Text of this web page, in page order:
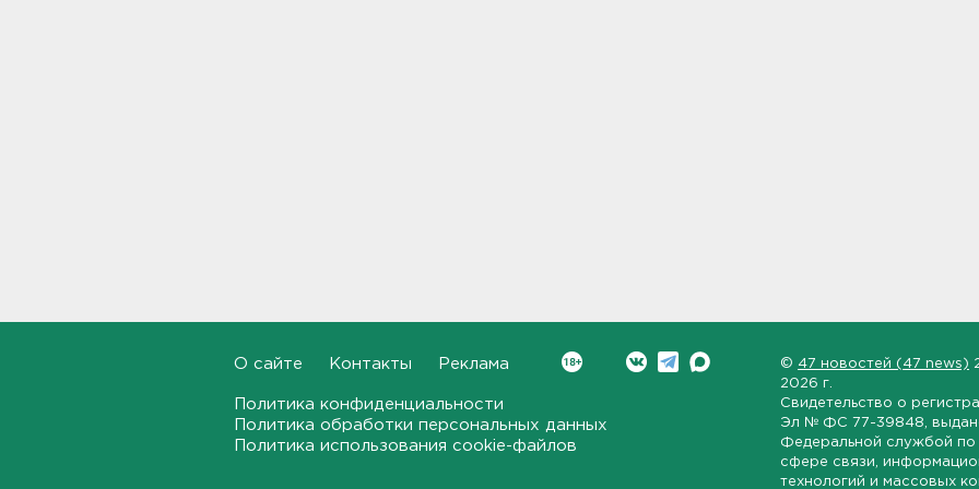
Журналистку Гордееву*
хотят объявить в розыск.
Подозревают в фейках об
О сайте Контакты Реклама
Политика конфиденциальности
Политика обработки персональных данных
Политика использования cookie-файлов
© 47 новостей (47 news)
2026 г.
Свидетельство о
Эл № ФС 77-39848 ,
Федеральной службой по
сфере связи,
технологий и массовых